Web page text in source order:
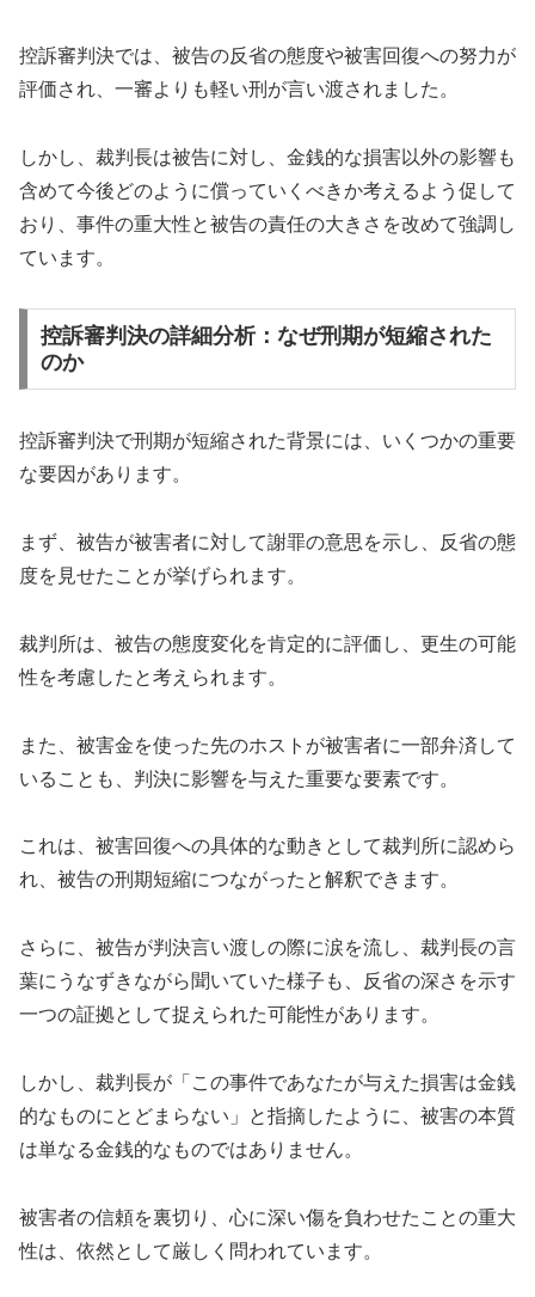
控訴審判決では、被告の反省の態度や被害回復への努力が
評価され、一審よりも軽い刑が言い渡されました。
しかし、裁判長は被告に対し、金銭的な損害以外の影響も
含めて今後どのように償っていくべきか考えるよう促して
おり、事件の重大性と被告の責任の大きさを改めて強調し
ています。
控訴審判決の詳細分析：なぜ刑期が短縮された
のか
控訴審判決で刑期が短縮された背景には、いくつかの重要
な要因があります。
まず、被告が被害者に対して謝罪の意思を示し、反省の態
度を見せたことが挙げられます。
裁判所は、被告の態度変化を肯定的に評価し、更生の可能
性を考慮したと考えられます。
また、被害金を使った先のホストが被害者に一部弁済して
いることも、判決に影響を与えた重要な要素です。
これは、被害回復への具体的な動きとして裁判所に認めら
れ、被告の刑期短縮につながったと解釈できます。
さらに、被告が判決言い渡しの際に涙を流し、裁判長の言
葉にうなずきながら聞いていた様子も、反省の深さを示す
一つの証拠として捉えられた可能性があります。
しかし、裁判長が「この事件であなたが与えた損害は金銭
的なものにとどまらない」と指摘したように、被害の本質
は単なる金銭的なものではありません。
被害者の信頼を裏切り、心に深い傷を負わせたことの重大
性は、依然として厳しく問われています。